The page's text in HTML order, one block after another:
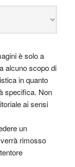
è solo a
alcuno scopo di
in quanto
specifica. Non
ai sensi
un
rimosso